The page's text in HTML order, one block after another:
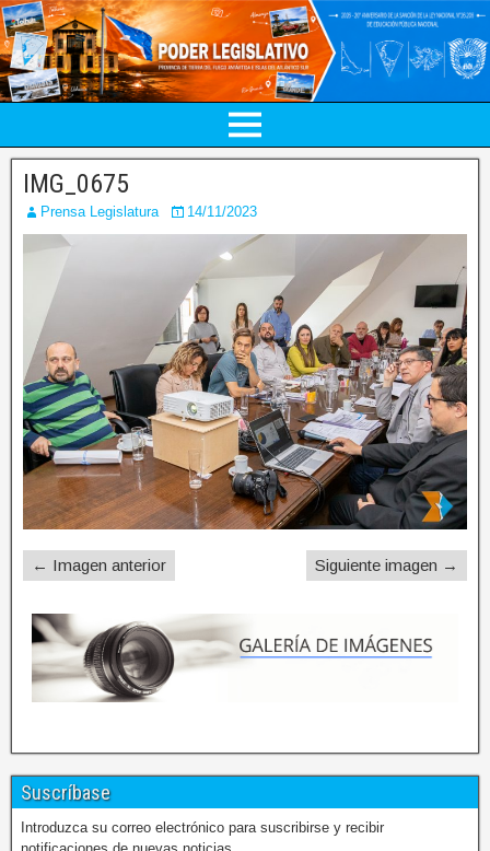
IMG_0675
Prensa Legislatura 14/11/2023
← Imagen anterior Siguiente imagen →
Suscríbase
Introduzca su correo electrónico para suscribirse y recibir